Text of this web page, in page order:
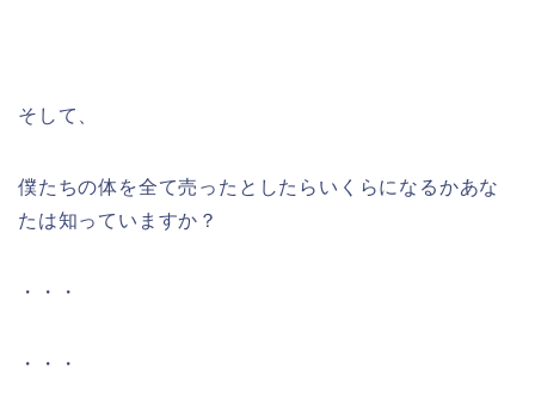
そして、
僕たちの体を全て売ったとしたらいくらになるかあな
たは知っていますか？
・・・
・・・